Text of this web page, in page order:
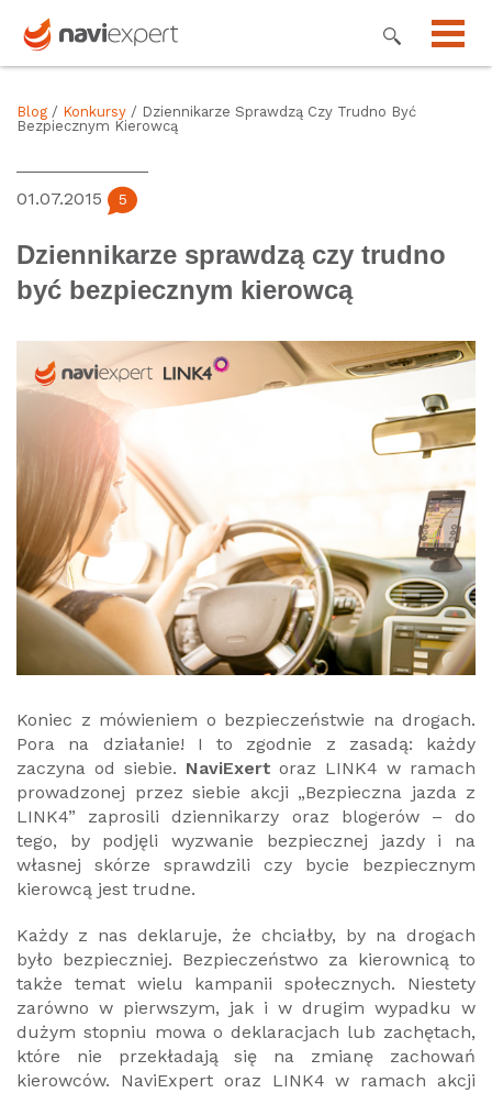
Blog / Konkursy / Dziennikarze Sprawdzą Czy Trudno Być
Bezpiecznym Kierowcą
01.07.2015 5
Dziennikarze sprawdzą czy trudno
być bezpiecznym kierowcą
Koniec z mówieniem o bezpieczeństwie na drogach.
Pora na działanie! I to zgodnie z zasadą: każdy
zaczyna od siebie. NaviExert oraz LINK4 w ramach
prowadzonej przez siebie akcji „Bezpieczna jazda z
LINK4” zaprosili dziennikarzy oraz blogerów – do
tego, by podjęli wyzwanie bezpiecznej jazdy i na
własnej skórze sprawdzili czy bycie bezpiecznym
kierowcą jest trudne.
Każdy z nas deklaruje, że chciałby, by na drogach
było bezpieczniej. Bezpieczeństwo za kierownicą to
także temat wielu kampanii społecznych. Niestety
zarówno w pierwszym, jak i w drugim wypadku w
dużym stopniu mowa o deklaracjach lub zachętach,
które nie przekładają się na zmianę zachowań
kierowców. NaviExpert oraz LINK4 w ramach akcji